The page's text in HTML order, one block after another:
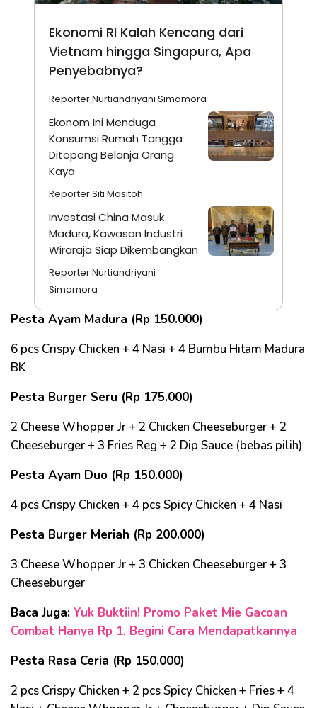
Ekonomi RI Kalah Kencang dari
Vietnam hingga Singapura, Apa
Penyebabnya?
Reporter Nurtiandriyani Simamora
Ekonom Ini Menduga
Konsumsi Rumah Tangga
Ditopang Belanja Orang
Kaya
Reporter Siti Masitoh
Investasi China Masuk
Madura, Kawasan Industri
Wiraraja Siap Dikembangkan
Reporter Nurtiandriyani
Simamora
Pesta Ayam Madura (Rp 150.000)
6 pcs Crispy Chicken + 4 Nasi + 4 Bumbu Hitam Madura
BK
Pesta Burger Seru (Rp 175.000)
2 Cheese Whopper Jr + 2 Chicken Cheeseburger + 2
Cheeseburger + 3 Fries Reg + 2 Dip Sauce (bebas pilih)
Pesta Ayam Duo (Rp 150.000)
4 pcs Crispy Chicken + 4 pcs Spicy Chicken + 4 Nasi
Pesta Burger Meriah (Rp 200.000)
3 Cheese Whopper Jr + 3 Chicken Cheeseburger + 3
Cheeseburger
Baca Juga: Yuk Buktiin! Promo Paket Mie Gacoan
Combat Hanya Rp 1, Begini Cara Mendapatkannya
Pesta Rasa Ceria (Rp 150.000)
2 pcs Crispy Chicken + 2 pcs Spicy Chicken + Fries + 4